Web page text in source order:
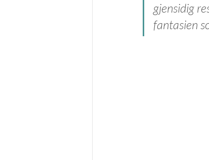
gjensidig
fantasien